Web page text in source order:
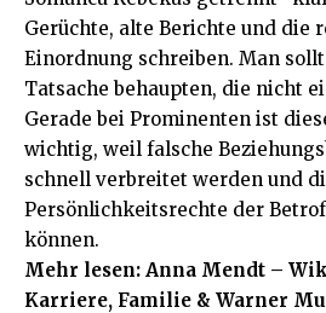
Gerüchte, alte Berichte und die
Einordnung schreiben. Man
Tatsache behaupten, die nicht
Gerade bei Prominenten ist
wichtig, weil falsche
schnell verbreitet werden und
Persönlichkeitsrechte der
können.
Mehr lesen: Anna Mendt –
Karriere, Familie & Warner